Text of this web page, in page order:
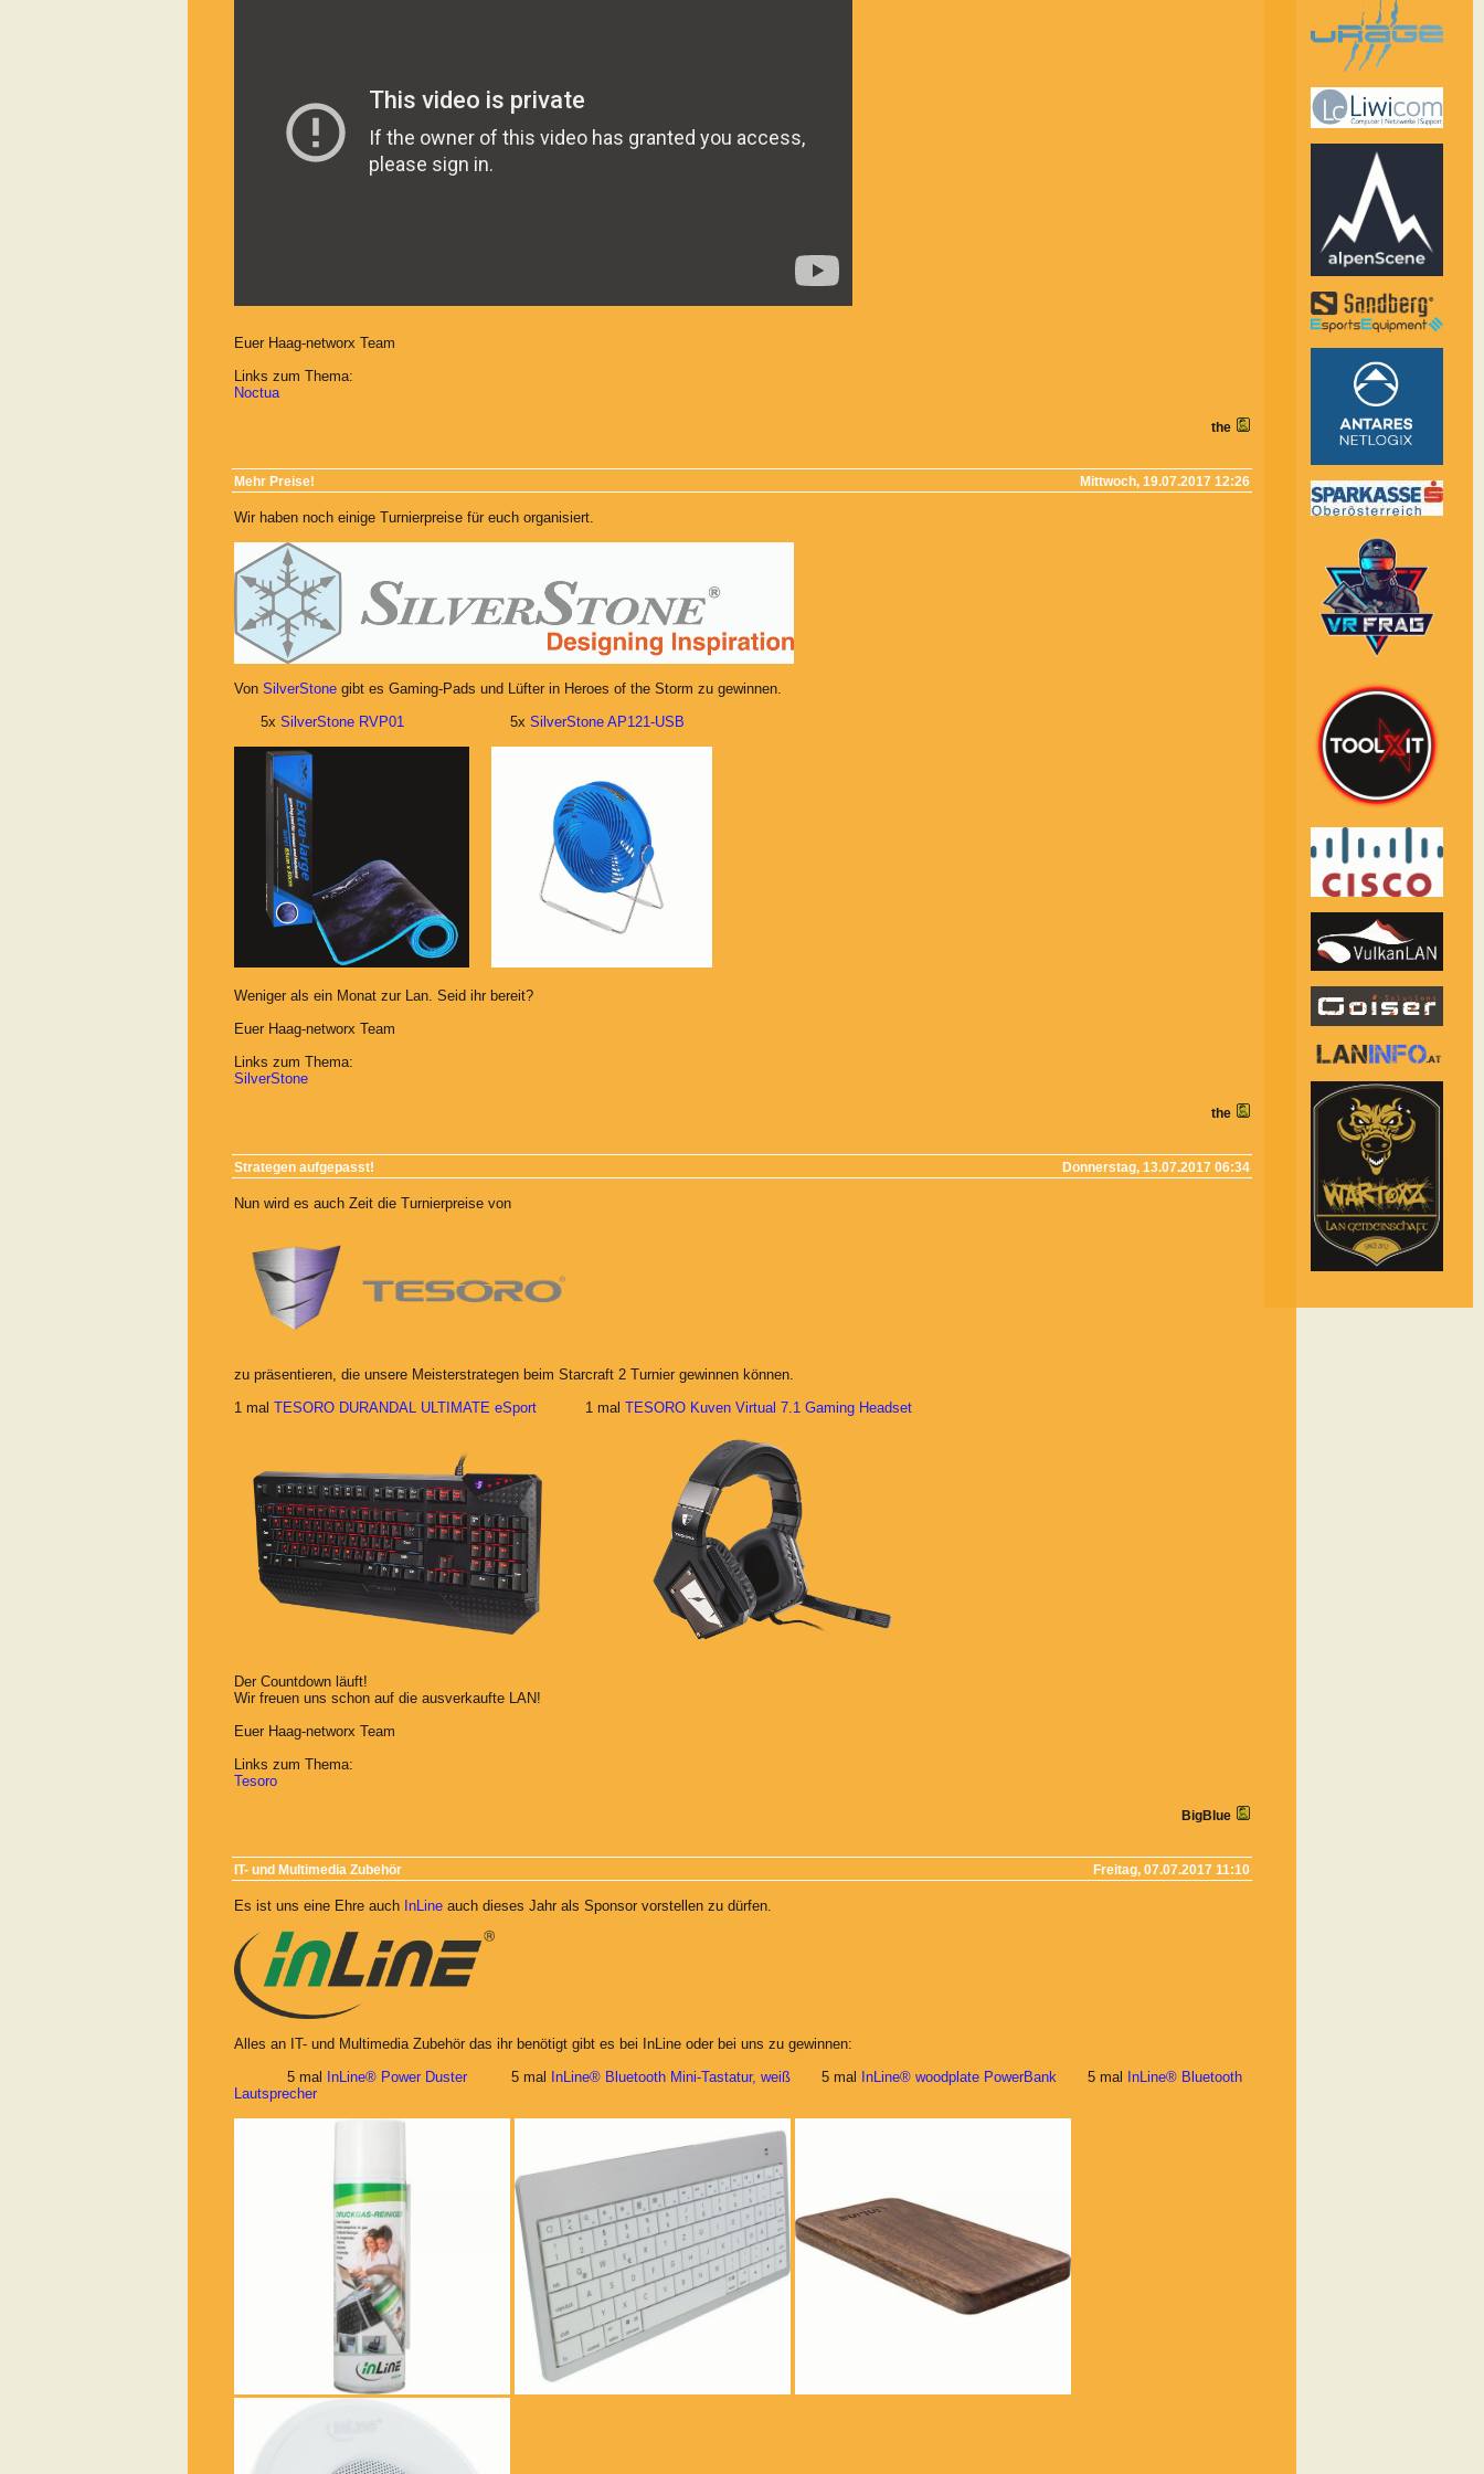
Euer Haag-networx Team
Links zum Thema:
Noctua
the
Mehr Preise! Mittwoch, 19.07.2017 12:26
Wir haben noch einige Turnierpreise für euch organisiert.
Von SilverStone gibt es Gaming-Pads und Lüfter in Heroes of the Storm zu gewinnen.
5x SilverStone RVP01 5x SilverStone AP121-USB
Weniger als ein Monat zur Lan. Seid ihr bereit?
Euer Haag-networx Team
Links zum Thema:
SilverStone
the
Strategen aufgepasst! Donnerstag, 13.07.2017 06:34
Nun wird es auch Zeit die Turnierpreise von
zu präsentieren, die unsere Meisterstrategen beim Starcraft 2 Turnier gewinnen können.
1 mal TESORO DURANDAL ULTIMATE eSport 1 mal TESORO Kuven Virtual 7.1 Gaming Headset
Der Countdown läuft!
Wir freuen uns schon auf die ausverkaufte LAN!
Euer Haag-networx Team
Links zum Thema:
Tesoro
BigBlue
IT- und Multimedia Zubehör Freitag, 07.07.2017 11:10
Es ist uns eine Ehre auch InLine auch dieses Jahr als Sponsor vorstellen zu dürfen.
Alles an IT- und Multimedia Zubehör das ihr benötigt gibt es bei InLine oder bei uns zu gewinnen:
5 mal
InLine® Power Duster5 mal InLine® Bluetooth Mini-Tastatur, weiß 5 mal InLine® woodplate PowerBank 5 mal
InLine® Bluetooth
Lautsprecher